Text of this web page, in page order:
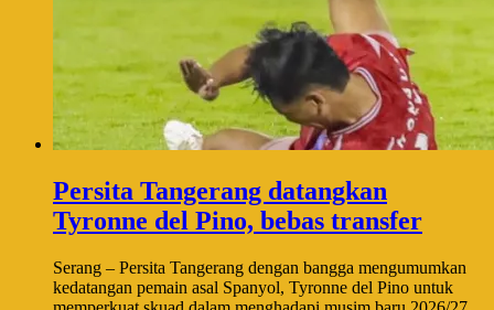
Persita Tangerang datangkan
Tyronne del Pino, bebas transfer
Serang – Persita Tangerang dengan bangga mengumumkan
kedatangan pemain asal Spanyol, Tyronne del Pino untuk